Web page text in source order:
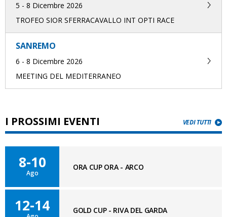
5 - 8 Dicembre 2026
TROFEO SIOR SFERRACAVALLO INT OPTI RACE
SANREMO
6 - 8 Dicembre 2026
MEETING DEL MEDITERRANEO
I PROSSIMI EVENTI VEDI TUTTI
8-10
Ago
ORA CUP ORA - ARCO
12-14 GOLD CUP - RIVA DEL GARDA